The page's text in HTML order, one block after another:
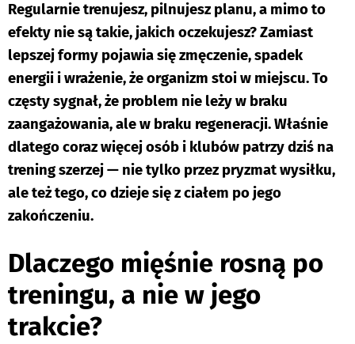
Regularnie trenujesz, pilnujesz planu, a mimo to
efekty nie są takie, jakich oczekujesz? Zamiast
lepszej formy pojawia się zmęczenie, spadek
energii i wrażenie, że organizm stoi w miejscu. To
częsty sygnał, że problem nie leży w braku
zaangażowania, ale w braku regeneracji. Właśnie
dlatego coraz więcej osób i klubów patrzy dziś na
trening szerzej — nie tylko przez pryzmat wysiłku,
ale też tego, co dzieje się z ciałem po jego
zakończeniu.
Dlaczego mięśnie rosną po
treningu, a nie w jego
trakcie?